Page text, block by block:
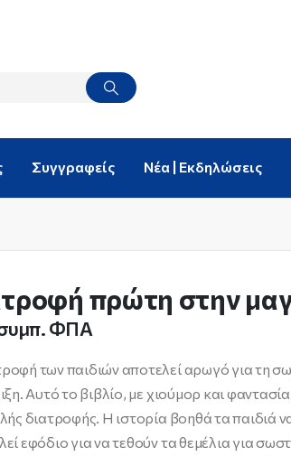
Συγγραφείς Νέα | Εκδηλώσεις
πρώτη στην
τρέχουσα
€.
ΦΠΑ
των παιδιών αποτελεί αρωγό για τη
Αυτό το βιβλίο, με χιούμορ και
διατροφής. H ιστορία βοηθά τα παιδιά
εφόδιο για να τεθούν τα θεμέλια για